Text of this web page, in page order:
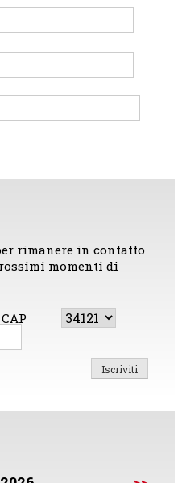
rimanere in contatto
momenti di
CAP